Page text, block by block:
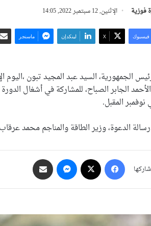
فوزية الإثنين, 12 سبتمبر 2022, 14:05
فيسبوك ‫X لينكدإن ماسنجر
الجمهورية، السيد عبد المجيد تبون
نوفمبر المقبل.
الدعوة، وزير الطاقة والمناجم محمد
شاركها